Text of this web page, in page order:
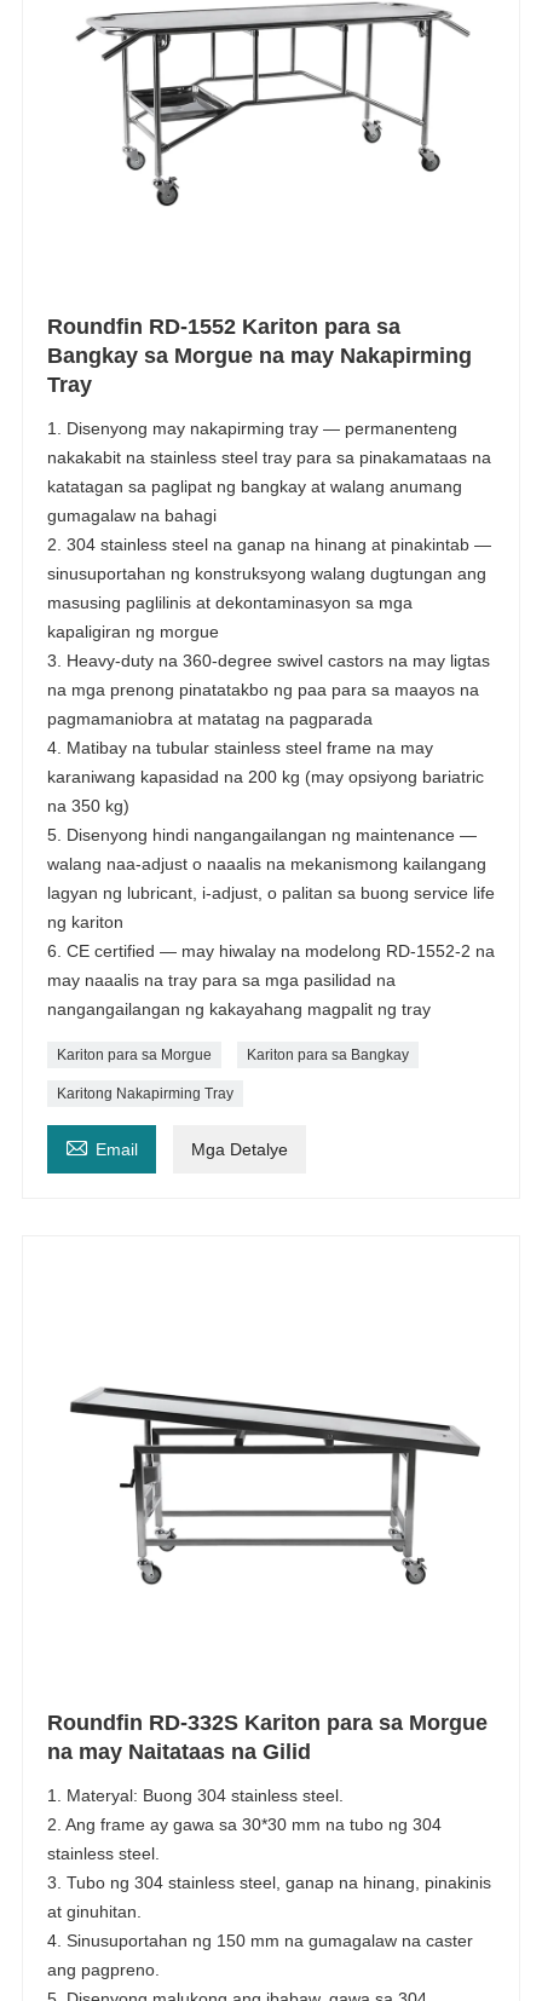
Roundfin RD-1552 Kariton para sa
Bangkay sa Morgue na may Nakapirming
Tray
1. Disenyong may nakapirming tray — permanenteng
nakakabit na stainless steel tray para sa pinakamataas na
katatagan sa paglipat ng bangkay at walang anumang
gumagalaw na bahagi
2. 304 stainless steel na ganap na hinang at pinakintab —
sinusuportahan ng konstruksyong walang dugtungan ang
masusing paglilinis at dekontaminasyon sa mga
kapaligiran ng morgue
3. Heavy-duty na 360-degree swivel castors na may ligtas
na mga prenong pinatatakbo ng paa para sa maayos na
pagmamaniobra at matatag na pagparada
4. Matibay na tubular stainless steel frame na may
karaniwang kapasidad na 200 kg (may opsiyong bariatric
na 350 kg)
5. Disenyong hindi nangangailangan ng maintenance —
walang naa-adjust o naaalis na mekanismong kailangang
lagyan ng lubricant, i-adjust, o palitan sa buong service life
ng kariton
6. CE certified — may hiwalay na modelong RD-1552-2 na
may naaalis na tray para sa mga pasilidad na
nangangailangan ng kakayahang magpalit ng tray
Kariton para sa Morgue Kariton para sa Bangkay
Karitong Nakapirming Tray
 Email Mga Detalye
Roundfin RD-332S Kariton para sa Morgue
na may Naitataas na Gilid
1. Materyal: Buong 304 stainless steel.
2. Ang frame ay gawa sa 30*30 mm na tubo ng 304
stainless steel.
3. Tubo ng 304 stainless steel, ganap na hinang, pinakinis
at ginuhitan.
4. Sinusuportahan ng 150 mm na gumagalaw na caster
ang pagpreno.